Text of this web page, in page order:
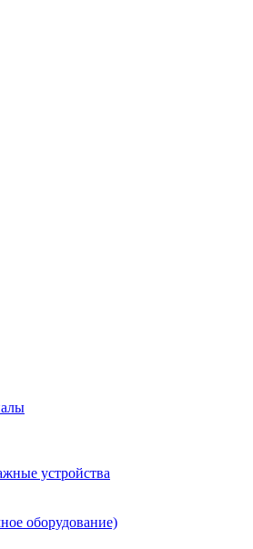
устройства
оборудование)